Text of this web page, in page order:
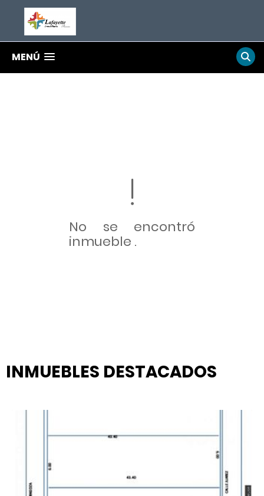
MENÚ
No se encontró
inmueble .
INMUEBLES DESTACADOS